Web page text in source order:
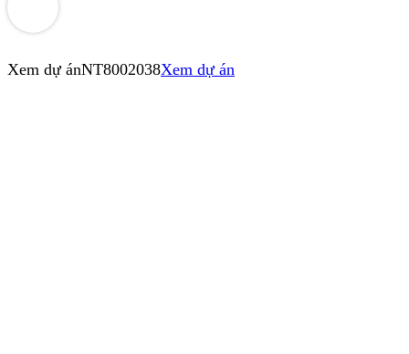
Xem dự ánNT8002038Xem dự án